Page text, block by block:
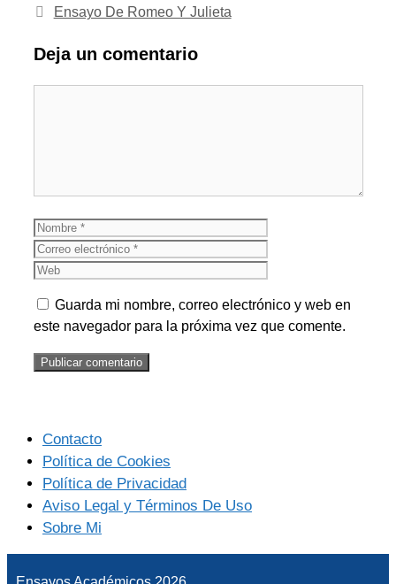
Ensayo De Romeo Y Julieta
Deja un comentario
Nombre
Guarda mi nombre, correo electrónico y web en
este navegador para la próxima vez que comente.
Contacto
Política de Cookies
Política de Privacidad
Aviso Legal y Términos De Uso
Sobre Mi